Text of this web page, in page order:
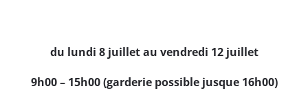
du lundi 8 juillet au vendredi 12 juillet
9h00 – 15h00 (garderie possible jusque 16h00)